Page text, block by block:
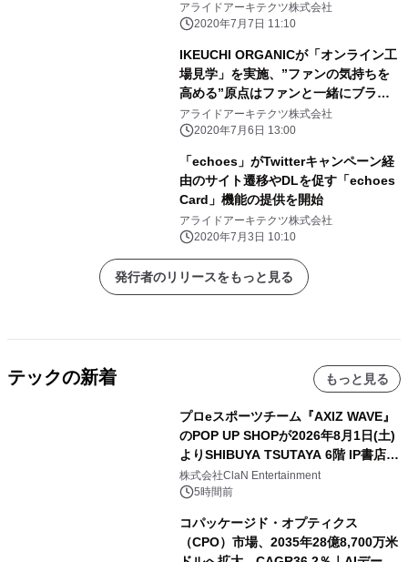
アライドアーキテクツ株式会社
2020年7月7日 11:10
IKEUCHI ORGANICが「オンライン工
場見学」を実施、”ファンの気持ちを
高める”原点はファンと一緒にブラン
ドを創るという想い
アライドアーキテクツ株式会社
2020年7月6日 13:00
「echoes」がTwitterキャンペーン経
由のサイト遷移やDLを促す「echoes
Card」機能の提供を開始
アライドアーキテクツ株式会社
2020年7月3日 10:10
発行者のリリースをもっと見る
テックの新着 もっと見る
プロeスポーツチーム『AXIZ WAVE』
のPOP UP SHOPが2026年8月1日(土)
よりSHIBUYA TSUTAYA 6階 IP書店で
開催決定！！
株式会社ClaN Entertainment
5時間前
コパッケージド・オプティクス
（CPO）市場、2035年28億8,700万米